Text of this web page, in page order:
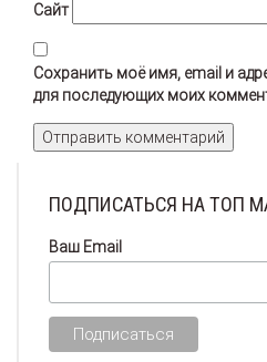
Сайт
Сохранить моё имя, email и
для последующих моих
ПОДПИСАТЬСЯ НА ТОП
Ваш Email